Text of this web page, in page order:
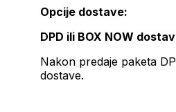
Opcije dostave:
DPD ili BOX NOW
Nakon predaje paketa
dostave.